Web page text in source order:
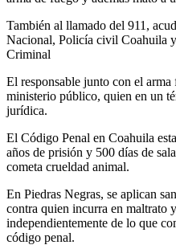
También al llamado del 911,
Nacional, Policía civil Coahuila
Criminal
El responsable junto con el
ministerio público, quien en un
jurídica.
El Código Penal en Coahuila
años de prisión y 500 días de
cometa crueldad animal.
En Piedras Negras, se aplican
contra quien incurra en maltrato
independientemente de lo que
código penal.